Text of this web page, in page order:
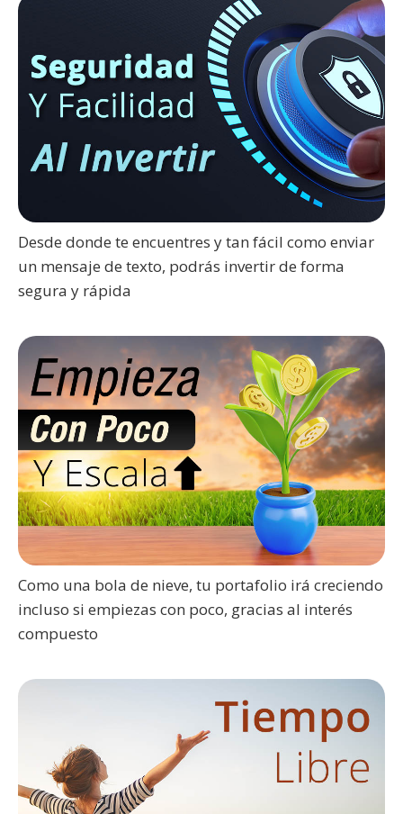
Desde donde te encuentres y tan fácil como enviar
un mensaje de texto, podrás invertir de forma
segura y rápida
Como una bola de nieve, tu portafolio irá creciendo
incluso si empiezas con poco, gracias al interés
compuesto